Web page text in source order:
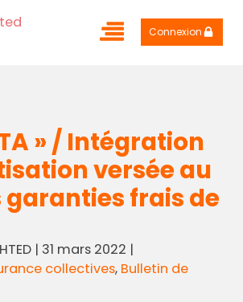
Connexion
TA » / Intégration
versée au
garanties frais de
| 31 mars 2022 |
collectives, Bulletin de